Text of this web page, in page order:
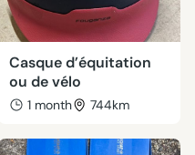
Casque d’équitation
ou de vélo
1 month 744km